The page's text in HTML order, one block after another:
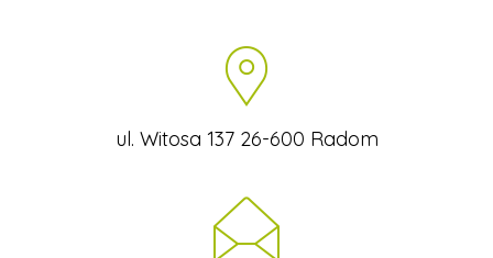
ul. Witosa 137 26-600 Radom